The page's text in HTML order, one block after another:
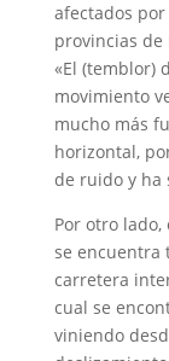
afectados
provincias de
«El (temblor)
movimiento
mucho más
horizontal,
de ruido y ha
Por otro
se encuentra
carretera
cual se
viniendo